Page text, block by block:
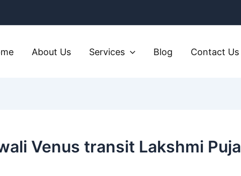
About Us Services Blog Contact Us
Venus transit Lakshmi Puja